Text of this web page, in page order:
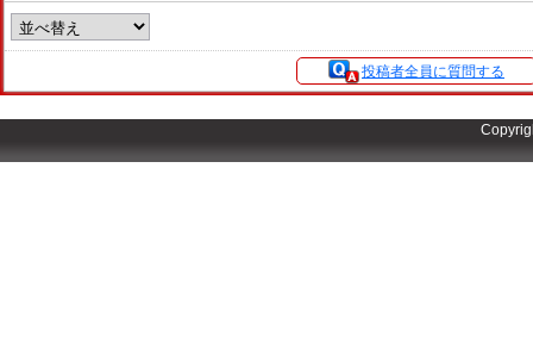
投稿者全員に質問する